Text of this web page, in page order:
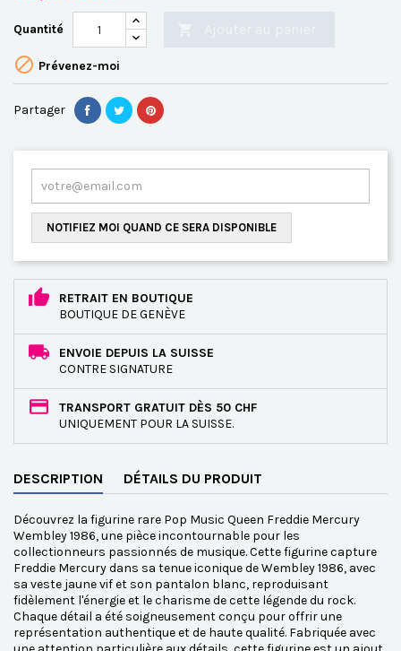
Quantité
 Prévenez-moi
Partager
NOTIFIEZ MOI QUAND CE SERA DISPONIBLE
RETRAIT EN BOUTIQUE
BOUTIQUE DE GENÈVE
ENVOIE DEPUIS LA SUISSE
CONTRE SIGNATURE
TRANSPORT GRATUIT DÈS 50 CHF
UNIQUEMENT POUR LA SUISSE.
DESCRIPTION DÉTAILS DU PRODUIT
Découvrez la figurine rare Pop Music Queen Freddie Mercury
Wembley 1986, une pièce incontournable pour les
collectionneurs passionnés de musique. Cette figurine capture
Freddie Mercury dans sa tenue iconique de Wembley 1986, avec
sa veste jaune vif et son pantalon blanc, reproduisant
fidèlement l'énergie et le charisme de cette légende du rock.
Chaque détail a été soigneusement conçu pour offrir une
représentation authentique et de haute qualité. Fabriquée avec